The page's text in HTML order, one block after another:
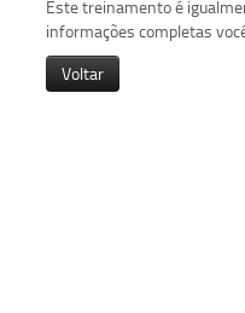
Este treinamento é
informações completas
Voltar